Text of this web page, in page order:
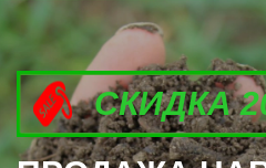
СКИДКА
СКИДКА
СКИДКА